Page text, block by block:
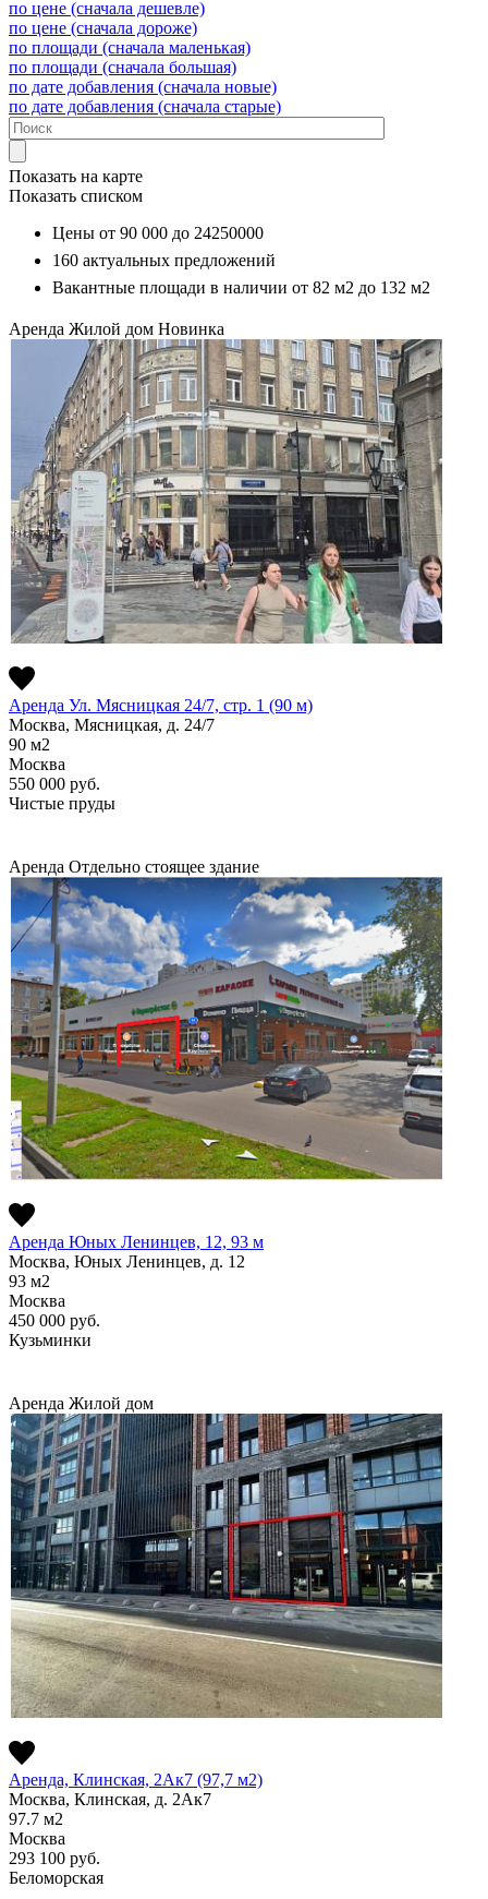
по цене (сначала дешевле)
по цене (сначала дороже)
по площади (сначала маленькая)
по площади (сначала большая)
по дате добавления (сначала новые)
по дате добавления (сначала старые)
Показать на карте
Показать списком
Цены от 90 000 до 24250000
160 актуальных предложений
Вакантные площади в наличии от 82 м2 до 132 м2
Аренда Жилой дом Новинка
Аренда Ул. Мясницкая 24/7, стр. 1 (90 м)
Москва, Мясницкая, д. 24/7
90 м2
Москва
550 000 руб.
Чистые пруды
Аренда Отдельно стоящее здание
Аренда Юных Ленинцев, 12, 93 м
Москва, Юных Ленинцев, д. 12
93 м2
Москва
450 000 руб.
Кузьминки
Аренда Жилой дом
Аренда, Клинская, 2Ак7 (97,7 м2)
Москва, Клинская, д. 2Ак7
97.7 м2
Москва
293 100 руб.
Беломорская